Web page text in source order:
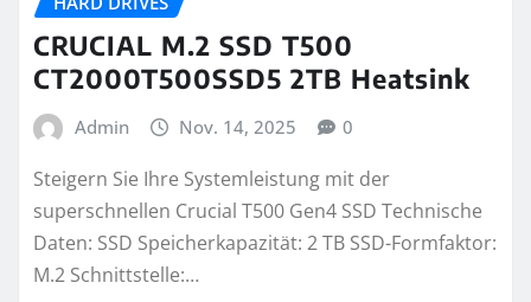
CRUCIAL M.2 SSD T500
CT2000T500SSD5 2TB Heatsink
Admin Nov. 14, 2025 0
Steigern Sie Ihre Systemleistung mit der
superschnellen Crucial T500 Gen4 SSD Technische
Daten: SSD Speicherkapazität: 2 TB SSD-Formfaktor:
M.2 Schnittstelle:…